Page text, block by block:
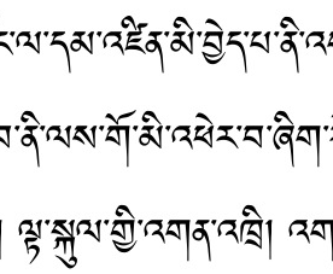
ལྟ་སྐུལ་གྱི་འགན་འཁྲི།